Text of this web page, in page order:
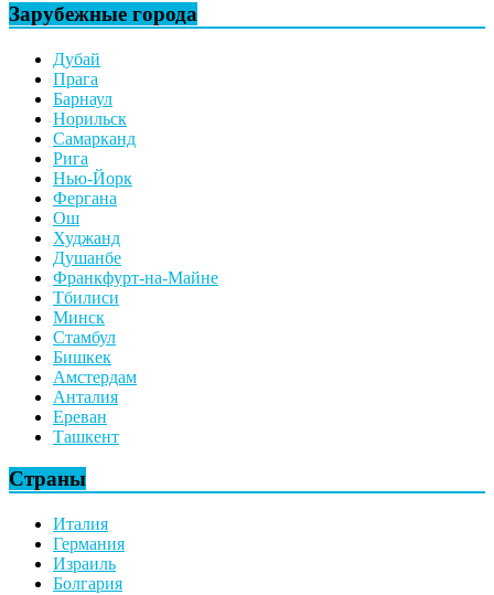
Зарубежные города
Дубай
Прага
Барнаул
Норильск
Самарканд
Рига
Нью-Йорк
Фергана
Ош
Худжанд
Душанбе
Франкфурт-на-Майне
Тбилиси
Минск
Стамбул
Бишкек
Амстердам
Анталия
Ереван
Ташкент
Страны
Италия
Германия
Израиль
Болгария